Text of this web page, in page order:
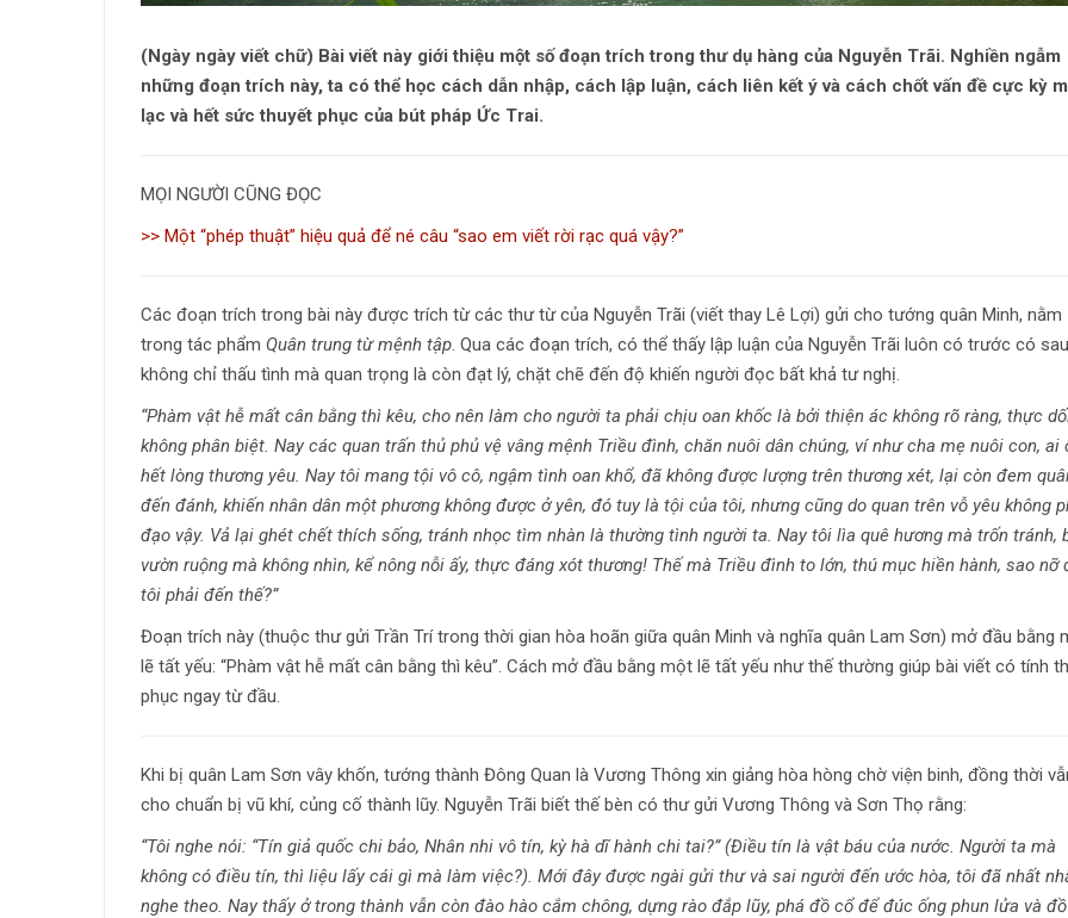
(Ngày ngày viết chữ) Bài viết này giới thiệu một số đoạn trích trong thư dụ hàng của Nguyễn Trãi. Nghiền ngẫm
những đoạn trích này, ta có thể học cách dẫn nhập, cách lập luận, cách liên kết ý và cách chốt vấn đề cực kỳ
lạc và hết sức thuyết phục của bút pháp Ức Trai.
MỌI NGƯỜI CŨNG ĐỌC
>> Một “phép thuật” hiệu quả để né câu “sao em viết rời rạc quá vậy?”
Các đoạn trích trong bài này được trích từ các thư từ của Nguyễn Trãi (viết thay Lê Lợi) gửi cho tướng quân Minh, nằm
trong tác phẩm Quân trung từ mệnh tập. Qua các đoạn trích, có thể thấy lập luận của Nguyễn Trãi luôn có trước có
không chỉ thấu tình mà quan trọng là còn đạt lý, chặt chẽ đến độ khiến người đọc bất khả tư nghị.
“Phàm vật hễ mất cân bằng thì kêu, cho nên làm cho người ta phải chịu oan khốc là bởi thiện ác không rõ ràng, thực
không phân biệt. Nay các quan trấn thủ phủ vệ vâng mệnh Triều đình, chăn nuôi dân chúng, ví như cha mẹ nuôi con, ai
hết lòng thương yêu. Nay tôi mang tội vô cô, ngậm tình oan khổ, đã không được lượng trên thương xét, lại còn đem
đến đánh, khiến nhân dân một phương không được ở yên, đó tuy là tội của tôi, nhưng cũng do quan trên vỗ yêu không
đạo vậy. Vả lại ghét chết thích sống, tránh nhọc tìm nhàn là thường tình người ta. Nay tôi lìa quê hương mà trốn tránh,
vườn ruộng mà không nhìn, kể nông nỗi ấy, thực đáng xót thương! Thế mà Triều đình to lớn, thú mục hiền hành, sao nỡ
tôi phải đến thế?”
Đoạn trích này (thuộc thư gửi Trần Trí trong thời gian hòa hoãn giữa quân Minh và nghĩa quân Lam Sơn) mở đầu bằng
lẽ tất yếu: “Phàm vật hễ mất cân bằng thì kêu”. Cách mở đầu bằng một lẽ tất yếu như thế thường giúp bài viết có tính
phục ngay từ đầu.
Khi bị quân Lam Sơn vây khốn, tướng thành Đông Quan là Vương Thông xin giảng hòa hòng chờ viện binh, đồng thời
cho chuẩn bị vũ khí, củng cố thành lũy. Nguyễn Trãi biết thế bèn có thư gửi Vương Thông và Sơn Thọ rằng:
“Tôi nghe nói: “Tín giả quốc chi bảo, Nhân nhi vô tín, kỳ hà dĩ hành chi tai?” (Điều tín là vật báu của nước. Người ta mà
không có điều tín, thì liệu lấy cái gì mà làm việc?). Mới đây được ngài gửi thư và sai người đến ước hòa, tôi đã nhất
nghe theo. Nay thấy ở trong thành vẫn còn đào hào cắm chông, dựng rào đắp lũy, phá đồ cổ để đúc ống phun lửa và đồ